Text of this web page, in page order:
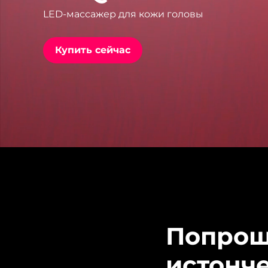
LED-массажер для кожи головы
Купить сейчас
issa™ Teeth Whitening Set
ПОДАРКИ И НАБОРЫ